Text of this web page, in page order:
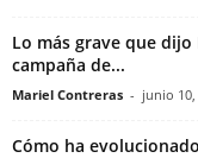
Lo más grave que
campaña de...
Mariel Contreras - junio 10,
Cómo ha